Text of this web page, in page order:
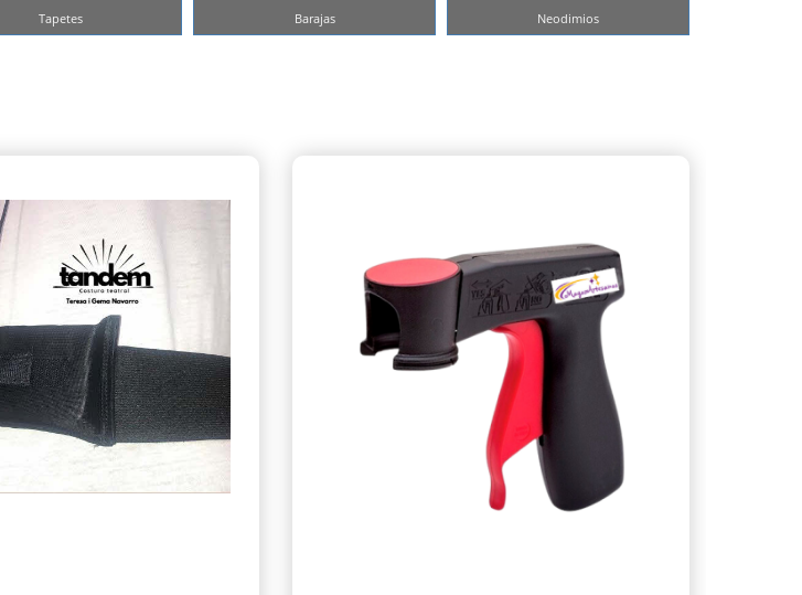
Tapetes Barajas Neodimios